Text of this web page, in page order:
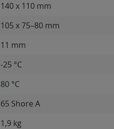
140 x 110 mm
105 x 75–80 mm
11 mm
-25 °C
80 °C
65 Shore A
1,9 kg